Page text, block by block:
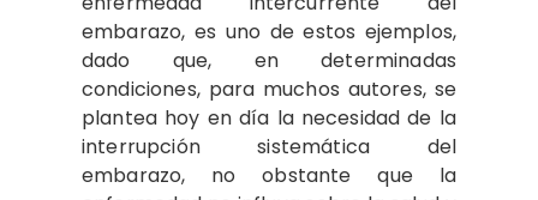
embarazo, es uno de estos ejemplos,
dado que, en determinadas
condiciones, para muchos autores, se
plantea hoy en día la necesidad de la
interrupción sistemática del
embarazo, no obstante que la